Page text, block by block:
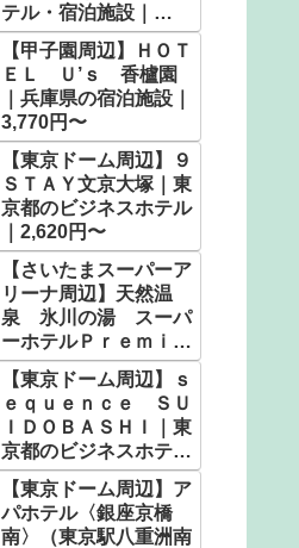
テル・宿泊施設｜
7,000円〜
【甲子園周辺】ＨＯＴ
ＥＬ Ｕ’ｓ 香櫨園
｜兵庫県の宿泊施設｜
3,770円〜
【東京ドーム周辺】９
ＳＴＡＹ文京大塚｜東
京都のビジネスホテル
｜2,620円〜
【さいたまスーパーア
リーナ周辺】天然温
泉 氷川の湯 スーパ
ーホテルＰｒｅｍｉｅ
ｒさいたま・大宮駅東
口｜埼玉県の人気温泉
｜4,982円〜
【東京ドーム周辺】ｓ
ｅｑｕｅｎｃｅ ＳＵ
ＩＤＯＢＡＳＨＩ｜東
京都のビジネスホテル
｜3,564円〜
【東京ドーム周辺】ア
パホテル〈銀座京橋
南〉（東京駅八重洲南